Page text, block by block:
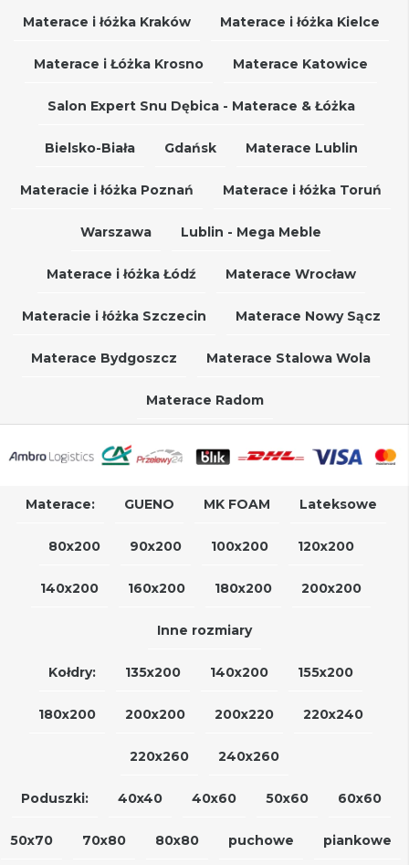
Materace i łóżka Kraków Materace i łóżka Kielce
Materace i Łóżka Krosno Materace Katowice
Salon Expert Snu Dębica - Materace & Łóżka
Bielsko-Biała Gdańsk Materace Lublin
Materacie i łóżka Poznań Materace i łóżka Toruń
Warszawa Lublin - Mega Meble
Materace i łóżka Łódź Materace Wrocław
Materacie i łóżka Szczecin Materace Nowy Sącz
Materace Bydgoszcz Materace Stalowa Wola
Materace Radom
Materace: GUENO MK FOAM Lateksowe
80x200 90x200 100x200 120x200
140x200 160x200 180x200 200x200
Inne rozmiary
Kołdry: 135x200 140x200 155x200
180x200 200x200 200x220 220x240
220x260 240x260
Poduszki: 40x40 40x60 50x60 60x60
50x70 70x80 80x80 puchowe piankowe